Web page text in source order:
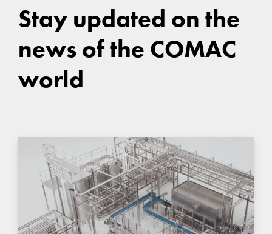
Stay updated on the
news of the COMAC
world